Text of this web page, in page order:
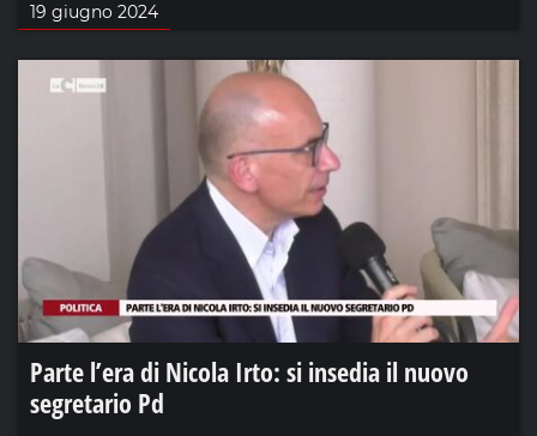
19 giugno 2024
Parte l’era di Nicola Irto: si insedia il nuovo
segretario Pd